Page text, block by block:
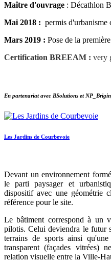
Maître d'ouvrage : Décathlon
Mai 2018 : permis d'urbanisme
Mars 2019 : Pose de la
Certification BREEAM : very
En partenariat avec BSolutions et
Les Jardins de Courbevoie
Devant un environnement
le parti paysager et
dispositif avec une géométrie
référence pour le site.
Le bâtiment correspond à un
pilotis. Celui deviendra le futur
terrains de sports ainsi
transparent (façades vitrées)
relation visuelle entre la Ville-